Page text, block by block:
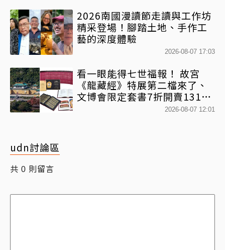
2026南國漫讀節走讀與工作坊
精采登場！腳踏土地、手作工
藝的深度體驗
2026-08-07 17:03
看一眼能得七世福報！ 故宮
《龍藏經》特展第二檔來了、
文博會限定套書7折開賣131萬
網驚：貧窮限制想像2026-08-07 12:01
udn討論區
共 0 則留言